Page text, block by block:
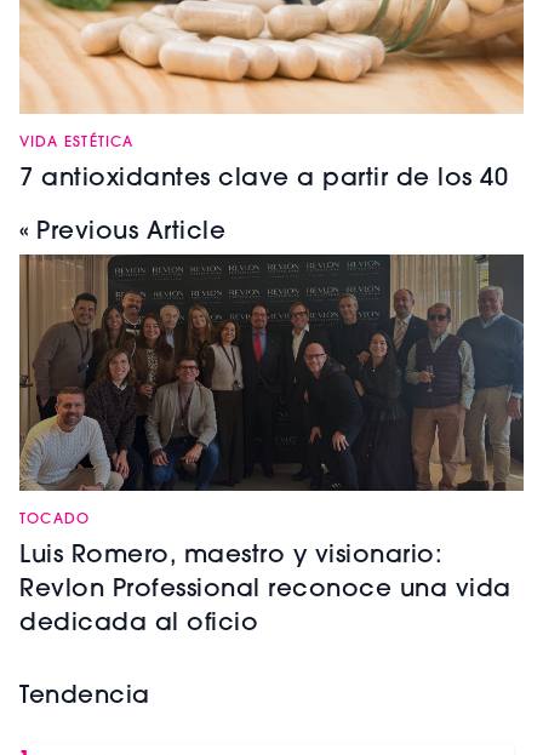
VIDA ESTÉTICA
7 antioxidantes clave a partir de los 40
« Previous Article
TOCADO
Luis Romero, maestro y visionario:
Revlon Professional reconoce una vida
dedicada al oficio
Tendencia